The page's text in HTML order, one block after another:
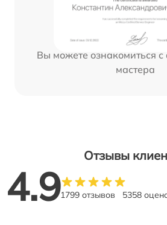
Вы можете ознакомиться с
мастера
Отзывы
4.91799 отзывов 5358